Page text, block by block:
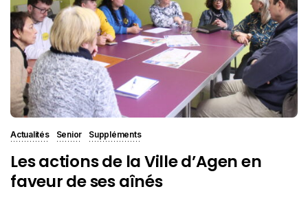
Actualités Senior Suppléments
Les actions de la Ville d’Agen en
faveur de ses aînés